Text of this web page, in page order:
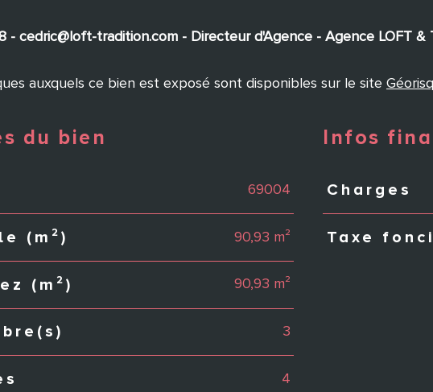
- cedric@loft-tradition.com - Directeur d'Agence - Agence LOFT
auxquels ce bien est exposé sont disponibles sur le site
du bien
69004
(m²) 90,93 m²
(m²) 90,93 m²
3
4
Infos
Caractéristiques
Charges
Taxe